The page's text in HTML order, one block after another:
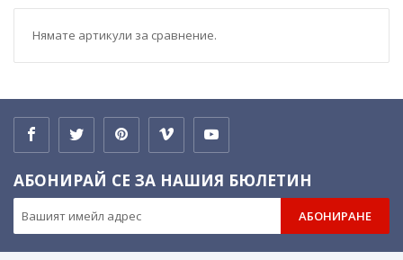
Нямате артикули за сравнение.
АБОНИРАЙ СЕ ЗА НАШИЯ БЮЛЕТИН
АБОНИРАНЕ